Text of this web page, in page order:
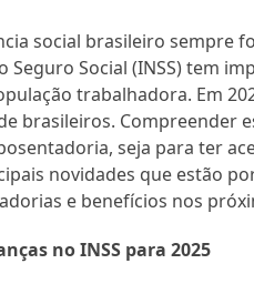
social brasileiro sempre
Seguro Social (INSS) tem
trabalhadora. Em
brasileiros. Compreender
seja para ter
novidades que estão
e benefícios nos
no INSS para 2025